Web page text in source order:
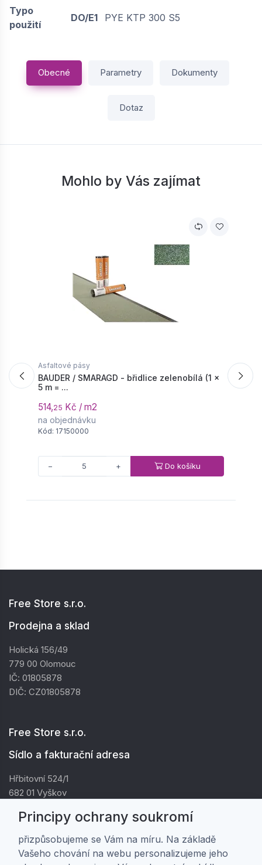
Typo
použití
DO/E1 PYE KTP 300 S5
Obecné Parametry Dokumenty
Dotaz
Mohlo by Vás zajímat
Asfaltové pásy
BAUDER / SMARAGD - břidlice zelenobílá (1 ×
5 m = ...
514,25 Kč / m2
na objednávku
Kód: 17150000
− + Do košíku
Free Store s.r.o.
Prodejna a sklad
Holická 156/49
779 00 Olomouc
IČ: 01805878
DIČ: CZ01805878
Free Store s.r.o.
Sídlo a fakturační adresa
Hřbitovní 524/1
682 01 Vyškov
DIČ: CZ01805878
Zákaznická péče
Principy ochrany soukromí
přizpůsobujeme se Vám na míru. Na základě
Vašeho chování na webu personalizujeme jeho